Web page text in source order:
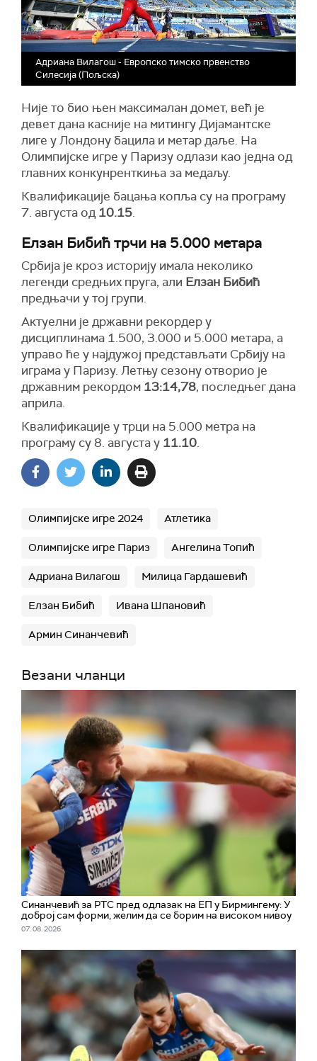
Адриана Вилагош - Европско тимско првенство
Силесија (Пољска)
Није то био њен максималан домет, већ је
девет дана касније на митингу Дијамантске
лиге у Лондону бацила и метар даље. На
Олимпијске игре у Паризу одлази као једна од
главних конкунренткиња за медаљу.
Квалификације бацања копља су на програму
7. августа од10.15.
Елзан Бибић трчи на 5.000 метара
Србија је кроз историју имала неколико
легенди средњих пруга, али Елзан Бибић
предњачи у тој групи.
Актуелни је државни рекордер у
дисциплинама 1.500, 3.000 и 5.000 метара, а
управо ће у најдужој представљати Србију на
играма у Паризу. Летњу сезону отворио је
државним рекордом 13:14,78, последњег дана
априла.
Квалификације у трци на 5.000 метра на
програму су 8. августа у 11.10.
Олимпијске игре 2024 Атлетика
Олимпијске игре Париз Ангелина Топић
Адриана Вилагош Милица Гардашевић
Елзан Бибић Ивана Шпановић
Армин Синанчевић
Везани чланци
Синанчевић за РТС пред одлазак на ЕП у Бирмингему: У
доброј сам форми, желим да се борим на високом нивоу
07. 08. 2026.